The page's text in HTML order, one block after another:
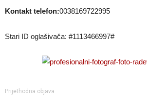
Kontakt telefon:0038169722995
Stari ID oglašivača: #1113466997#
Prijethodna objava